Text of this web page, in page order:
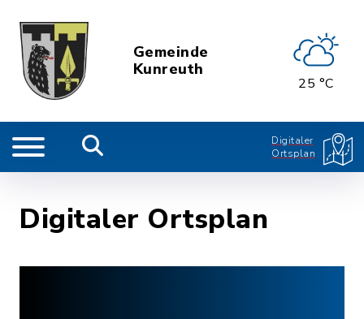
Gemeinde
Kunreuth
25 °C
Digitaler
Ortsplan
Digitaler Ortsplan